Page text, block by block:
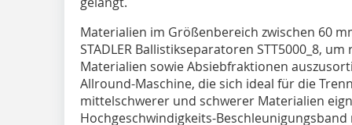
Materialien im Größenbereich zwischen 60
STADLER Ballistikseparatoren STT5000_8, um
Materialien sowie Absiebfraktionen
Allround-Maschine, die sich ideal für die
mittelschwerer und schwerer Materialien
Hochgeschwindigkeits-